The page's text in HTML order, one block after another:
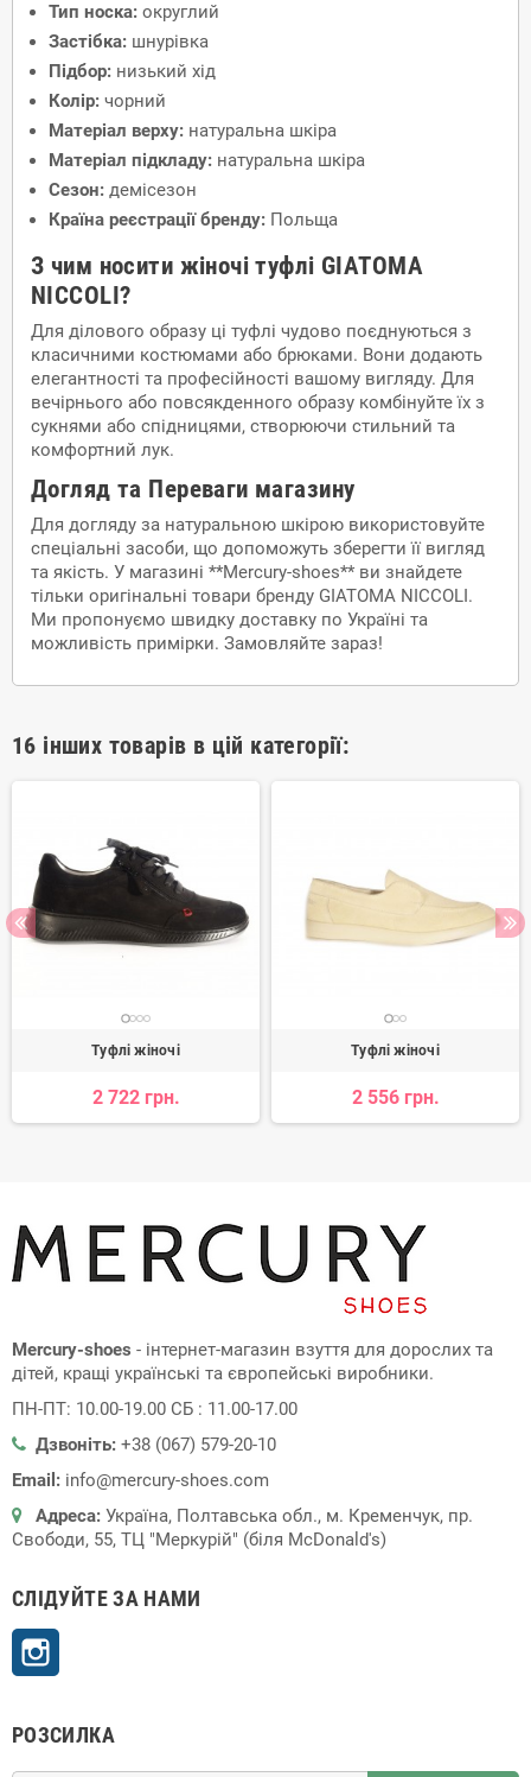
Тип носка: округлий
Застібка: шнурівка
Підбор: низький хід
Колір: чорний
Матеріал верху: натуральна шкіра
Матеріал підкладу: натуральна шкіра
Сезон: демісезон
Країна реєстрації бренду: Польща
З чим носити жіночі туфлі GIATOMA
NICCOLI?
Для ділового образу ці туфлі чудово поєднуються з
класичними костюмами або брюками. Вони додають
елегантності та професійності вашому вигляду. Для
вечірнього або повсякденного образу комбінуйте їх з
сукнями або спідницями, створюючи стильний та
комфортний лук.
Догляд та Переваги магазину
Для догляду за натуральною шкірою використовуйте
спеціальні засоби, що допоможуть зберегти її вигляд
та якість. У магазині **Mercury-shoes** ви знайдете
тільки оригінальні товари бренду GIATOMA NICCOLI.
Ми пропонуємо швидку доставку по Україні та
можливість примірки. Замовляйте зараз!
16 інших товарів в цій категорії:
Туфлі жіночі
2 722 грн.
Туфлі жіночі
2 556 грн.
Mercury-shoes - інтернет-магазин взуття для дорослих та
дітей, кращі українські та європейські виробники.
ПН-ПТ: 10.00-19.00 СБ : 11.00-17.00
Дзвоніть: +38 (067) 579-20-10
Email: info@mercury-shoes.com
Адреса: Україна, Полтавська обл., м. Кременчук, пр.
Свободи, 55, ТЦ "Меркурій" (біля McDonald's)
СЛІДУЙТЕ ЗА НАМИ
РОЗСИЛКА